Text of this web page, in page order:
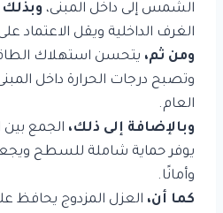
الشمس إلى داخل المبنى، وبذلك
الغرف الداخلية ويقل الاعتماد
ومن ثم، يتحسن استهلاك
وتصبح درجات الحرارة داخل
العام.
وبالإضافة إلى ذلك، الجمع بين
يوفر حماية شاملة للسطح
وأمانًا.
كما أن، العزل المزدوج يحافظ